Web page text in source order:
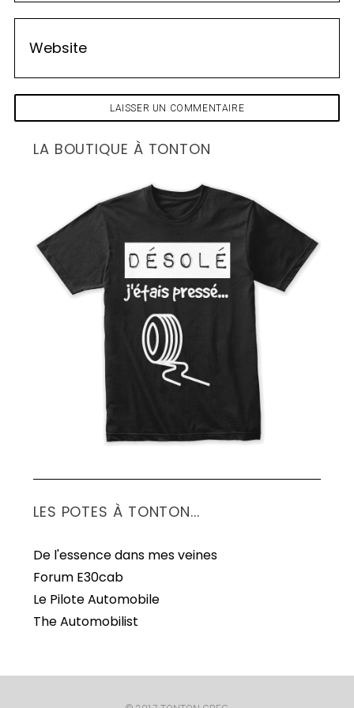
LA BOUTIQUE À TONTON
LES POTES À TONTON...
De l'essence dans mes veines
Forum E30cab
Le Pilote Automobile
The Automobilist